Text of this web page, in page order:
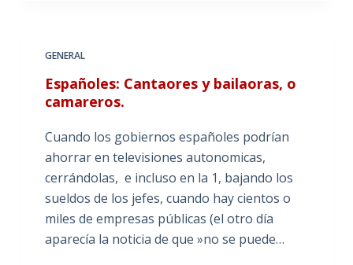
GENERAL
Españoles: Cantaores y bailaoras, o
camareros.
Cuando los gobiernos españoles podrían
ahorrar en televisiones autonomicas,
cerrándolas, e incluso en la 1, bajando los
sueldos de los jefes, cuando hay cientos o
miles de empresas públicas (el otro día
aparecía la noticia de que »no se puede…